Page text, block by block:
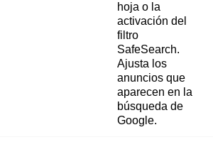
hoja o la
activación del
filtro
SafeSearch.
Ajusta los
anuncios que
aparecen en la
búsqueda de
Google.